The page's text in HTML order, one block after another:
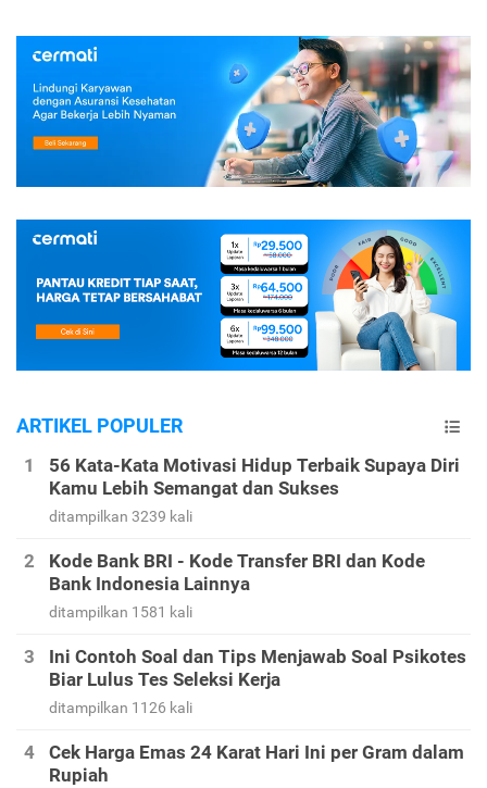
ARTIKEL POPULER
56 Kata-Kata Motivasi Hidup Terbaik Supaya Diri
Kamu Lebih Semangat dan Sukses
ditampilkan 3239 kali
Kode Bank BRI - Kode Transfer BRI dan Kode
Bank Indonesia Lainnya
ditampilkan 1581 kali
Ini Contoh Soal dan Tips Menjawab Soal Psikotes
Biar Lulus Tes Seleksi Kerja
ditampilkan 1126 kali
Cek Harga Emas 24 Karat Hari Ini per Gram dalam
Rupiah